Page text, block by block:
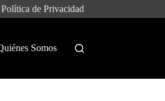
Política de Privacidad
Somos